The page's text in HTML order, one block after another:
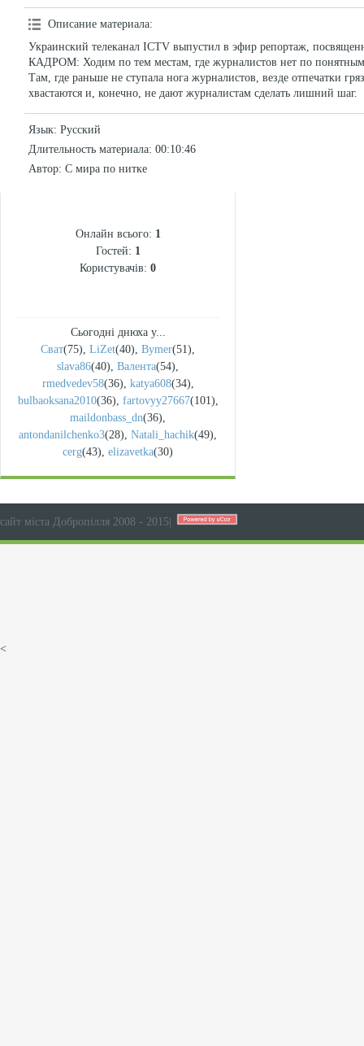
Описание материала:
Украинский телеканал ICTV выпустил в эфир репортаж,
КАДРОМ: Ходим по тем местам, где журналистов нет по
Там, где раньше не ступала нога журналистов, везде отпечатки
хвастаются и, конечно, не дают журналистам сделать лишний шаг.
Язык: Русский
Длительность материала: 00:10:46
Автор: С мира по нитке
Онлайн всього: 1
Гостей: 1
Користувачів: 0
Сьогодні днюха у...
Сват(75), LiZet(40), Bymer(51),
slava86(40), Валента(54),
rmedvedev58(36), katya608(34),
bulbaoksana2010(36), fartovyy27667(101),
maildonbass_dn(36),
antondanilchenko3(28), Natali_hachik(49),
cerg(43), elizavetka(30)
сайт міста Добропілля 2008 - 2015
<